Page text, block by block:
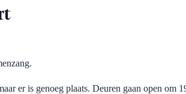
er is genoeg plaats. Deuren gaan open om